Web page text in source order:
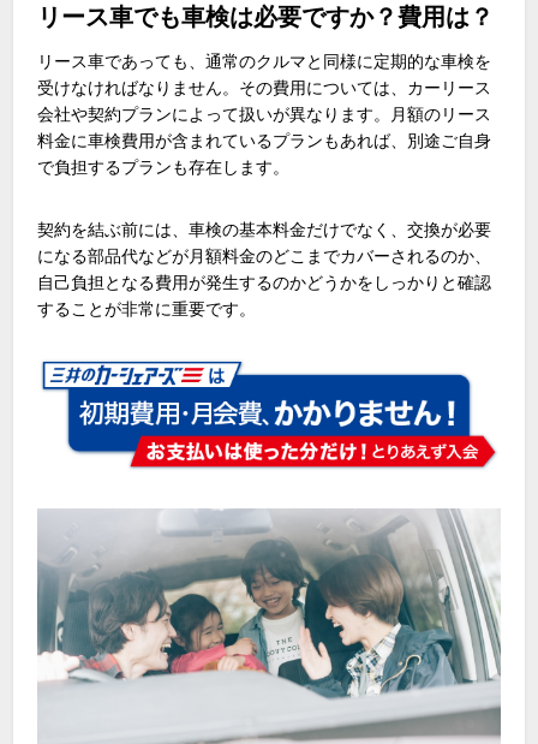
リース車でも車検は必要ですか？費用は？
リース車であっても、通常のクルマと同様に定期的な車検を
受けなければなりません。その費用については、カーリース
会社や契約プランによって扱いが異なります。月額のリース
料金に車検費用が含まれているプランもあれば、別途ご自身
で負担するプランも存在します。
契約を結ぶ前には、車検の基本料金だけでなく、交換が必要
になる部品代などが月額料金のどこまでカバーされるのか、
自己負担となる費用が発生するのかどうかをしっかりと確認
することが非常に重要です。